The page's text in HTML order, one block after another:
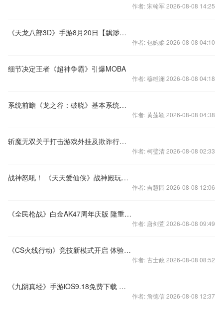
作者: 宋翰军 2026-08-08 14:25
《天龙八部3D》手游8月20日【飘渺神剑】开启公告
作者: 包婉柔 2026-08-08 04:10
细节决定王者《超神争霸》引爆MOBA
作者: 穆维澜 2026-08-08 04:18
系统前瞻《龙之谷：破晓》基本系统揭秘
作者: 黄莲颖 2026-08-08 04:38
斩魔无双关于打击游戏外挂及欺诈行为的公告
作者: 柯璧清 2026-08-08 02:33
战神怒吼！ 《天天爱仙侠》战神殿玩法首曝
作者: 吉慧园 2026-08-08 12:06
《全民枪战》白金AK47周年庆版 隆重推出！
作者: 唐剑萱 2026-08-08 09:49
《CS火线行动》竞技新模式开启 体验生死瞬间快感
作者: 古士政 2026-08-08 08:52
《九阴真经》手游iOS9.18免费下载 国民武侠进入倒计时
作者: 詹德信 2026-08-08 12:37